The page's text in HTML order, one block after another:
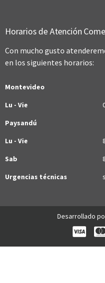
Horarios de Atención
Con mucho gusto
en los siguientes horarios:
Montevideo
Lu - Vie
Paysandú
Lu - Vie
Sab
Urgencias técnicas
Desarrollado